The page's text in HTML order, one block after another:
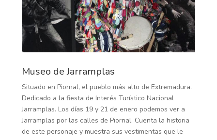
Museo de Jarramplas
Situado en Piornal, el pueblo más alto de Extremadura.
Dedicado a la fiesta de Interés Turístico Nacional
Jarramplas. Los días 19 y 21 de enero podemos ver a
Jarramplas por las calles de Piornal. Cuenta la historia
de este personaje y muestra sus vestimentas que le